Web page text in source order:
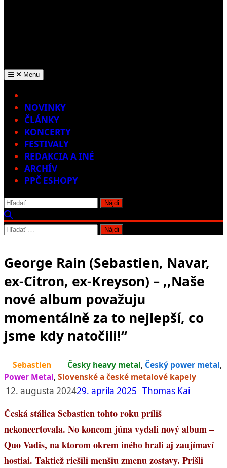
Menu
NOVINKY
ČLÁNKY
KONCERTY
FESTIVALY
REDAKCIA A INÉ
ARCHÍV
PPČ ESHOPY
Hľadať:
Hľadať:
George Rain (Sebastien, Navar,
ex-Citron, ex-Kreyson) – ,,Naše
nové album považuju
momentálně za to nejlepší, co
jsme kdy natočili!“
Sebastien Česky heavy metal, Český power metal,
Power Metal, Slovenské a české metalové kapely
12. augusta 202429. apríla 2025 Thomas Kai
Česká stálica Sebastien tohto roku príliš
nekoncertovala. No koncom júna vydali nový album –
Quo Vadis, na ktorom okrem iného hrali aj zaujímaví
hostiai. Taktiež riešili menšiu zmenu zostavy. Prišli